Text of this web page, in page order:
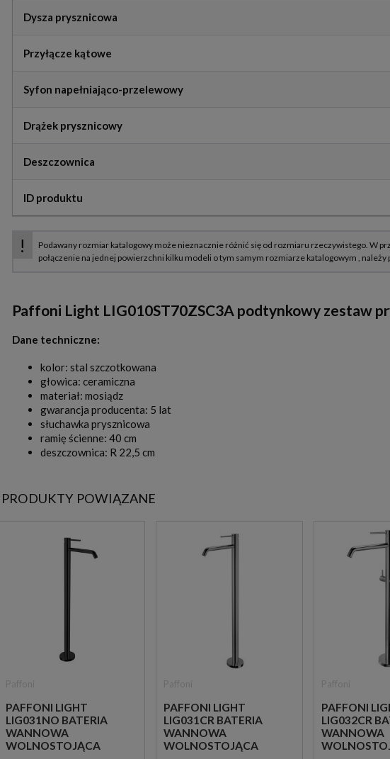
Dysza prysznicowa
Przyłącze kątowe
Syfon napełniająco-przelewowy
Drążek prysznicowy
Deszczownica
ID produktu
Paffoni Light LIG010ST70ZSC3A podtynkowy zestaw
Dane techniczne:
kolor: stal szczotkowana
głowica: ceramiczna
materiał: mosiądz
gwarancja producenta: 5 lat
słuchawka prysznicowa
ramię ścienne: 40 cm
deszczownica: R 22,5 cm
PRODUKTY POWIĄZANE
PAFFONI LIGHT
LIG031NO BATERIA
WANNOWA
WOLNOSTOJĄCA
PAFFONI LIGHT
LIG031CR BATERIA
WANNOWA
WOLNOSTOJĄCA
PAFFONI
LIG032CR
WANNOWA